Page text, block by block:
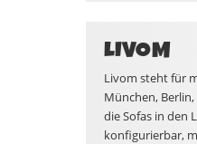
LIVOM
Livom steht für
München,
die Sofas in den
konfigurierbar,